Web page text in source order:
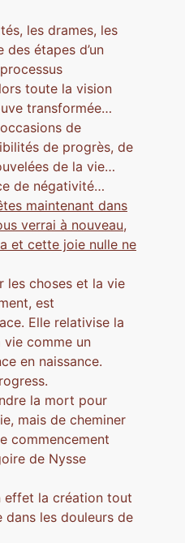
les drames, les
étapes d’un
toute la vision
transformée…
de
de progrès, de
de la vie…
de négativité…
maintenant dans
verrai à nouveau,
et cette joie nulle ne
les choses et la vie
est
Elle relativise la
comme un
en naissance.
la mort pour
mais de cheminer
commencement
de Nysse
effet la création tout
dans les douleurs de